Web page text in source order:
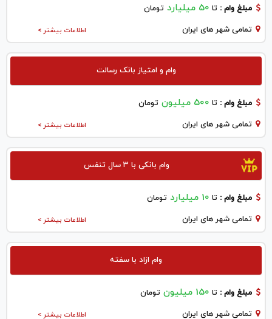
مبلغ وام : تا 50 میلیارد تومان
اطلاعات بیشتر > تمامی شهر های ایران
وام و امتیاز بانک رسالت
مبلغ وام : تا 500 میلیون تومان
اطلاعات بیشتر > تمامی شهر های ایران
وام بانکی با ۳ سال تنفس
مبلغ وام : تا 10 میلیارد تومان
اطلاعات بیشتر > تمامی شهر های ایران
وام ازاد با سفته
مبلغ وام : تا 150 میلیون تومان
اطلاعات بیشتر > تمامی شهر های ایران